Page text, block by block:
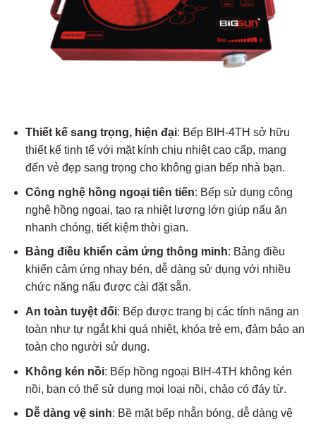
Thiết kế sang trọng, hiện đại: Bếp BIH-4TH sở hữu
thiết kế tinh tế với mặt kính chịu nhiệt cao cấp, mang
đến vẻ đẹp sang trọng cho không gian bếp nhà bạn.
Công nghệ hồng ngoại tiên tiến: Bếp sử dụng công
nghệ hồng ngoại, tạo ra nhiệt lượng lớn giúp nấu ăn
nhanh chóng, tiết kiệm thời gian.
Bảng điều khiển cảm ứng thông minh: Bảng điều
khiển cảm ứng nhạy bén, dễ dàng sử dụng với nhiều
chức năng nấu được cài đặt sẵn.
An toàn tuyệt đối: Bếp được trang bị các tính năng an
toàn như tự ngắt khi quá nhiệt, khóa trẻ em, đảm bảo an
toàn cho người sử dụng.
Không kén nồi: Bếp hồng ngoại BIH-4TH không kén
nồi, bạn có thể sử dụng mọi loại nồi, chảo có đáy từ.
Dễ dàng vệ sinh: Bề mặt bếp nhẵn bóng, dễ dàng vệ